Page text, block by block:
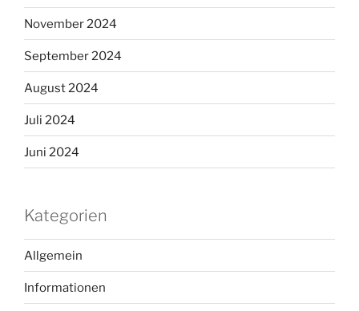
November 2024
September 2024
August 2024
Juli 2024
Juni 2024
Kategorien
Allgemein
Informationen